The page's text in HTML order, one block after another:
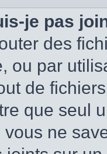
je pas
des
ou par
de
que seul
vous ne